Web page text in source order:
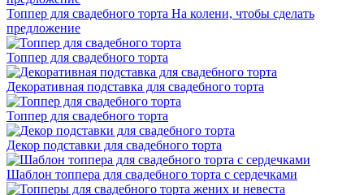
Топпер для свадебного торта На колени, чтобы сделать
предложение
Топпер для свадебного торта
Декоративная подставка для свадебного торта
Топпер для свадебного торта
Декор подставки для свадебного торта
Шаблон топпера для свадебного торта с сердечками